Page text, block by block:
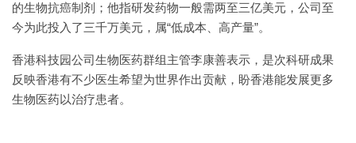
的生物抗癌制剂；他指研发药物一般需两至三亿美元，公司至
今为此投入了三千万美元，属“低成本、高产量”。
香港科技园公司生物医药群组主管李康善表示，是次科研成果
反映香港有不少医生希望为世界作出贡献，盼香港能发展更多
生物医药以治疗患者。